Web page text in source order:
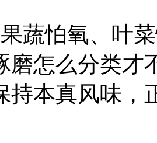
蔬怕氧、叶
磨怎么分类才
持本真风味，